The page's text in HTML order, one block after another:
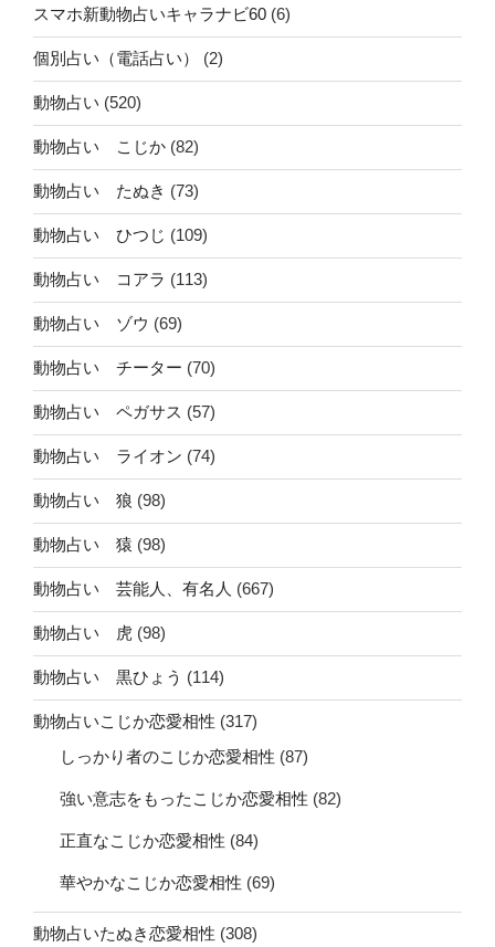
スマホ新動物占いキャラナビ60 (6)
個別占い（電話占い） (2)
動物占い (520)
動物占い こじか (82)
動物占い たぬき (73)
動物占い ひつじ (109)
動物占い コアラ (113)
動物占い ゾウ (69)
動物占い チーター (70)
動物占い ペガサス (57)
動物占い ライオン (74)
動物占い 狼 (98)
動物占い 猿 (98)
動物占い 芸能人、有名人 (667)
動物占い 虎 (98)
動物占い 黒ひょう (114)
動物占いこじか恋愛相性 (317)
しっかり者のこじか恋愛相性 (87)
強い意志をもったこじか恋愛相性 (82)
正直なこじか恋愛相性 (84)
華やかなこじか恋愛相性 (69)
動物占いたぬき恋愛相性 (308)